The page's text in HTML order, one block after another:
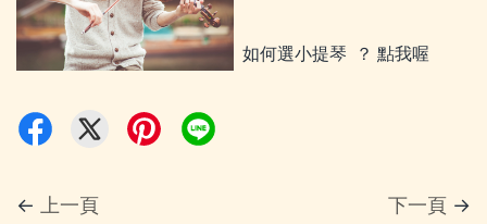
如何選小提琴 ？ 點我喔
← 上一頁 下一頁 →